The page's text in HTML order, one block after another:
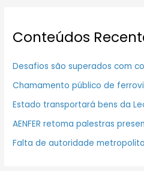
Conteúdos
Desafios são superados com
Chamamento público de
Estado transportará bens da
AENFER retoma palestras
Falta de autoridade